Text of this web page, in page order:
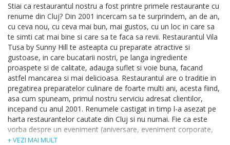
Stiai ca restaurantul nostru a fost printre primele restaurante cu
renume din Cluj? Din 2001 incercam sa te surprindem, an de an,
cu ceva nou, cu ceva mai bun, mai gustos, cu un loc in care sa
te simti cat mai bine si care sa te faca sa revii. Restaurantul Vila
Tusa by Sunny Hill te asteapta cu preparate atractive si
gustoase, in care bucatarii nostri, pe langa ingrediente
proaspete si de calitate, adauga suflet si voie buna, facand
astfel mancarea si mai delicioasa. Restaurantul are o traditie in
pregatirea preparatelor culinare de foarte multi ani, acesta fiind,
asa cum spuneam, primul nostru serviciu adresat clientilor,
incepand cu anul 2001. Renumele castigat in timp l-a asezat pe
harta restaurantelor cautate din Cluj si nu numai. Fie ca este
vorba despre un eveniment (aniversare, eveniment corporate,
nunta, botez, banchet), fie ca este vorba despre un pranz la un
+ VEZI MAI MULT